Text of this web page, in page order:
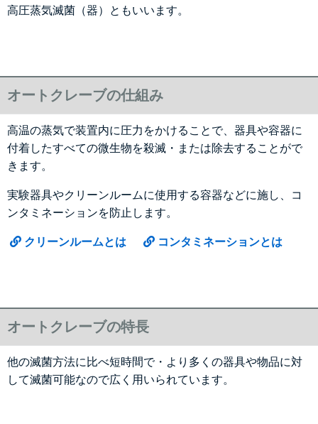
高圧蒸気滅菌（器）ともいいます。
オートクレーブの仕組み
高温の蒸気で装置内に圧力をかけることで、器具や容器に
付着したすべての微生物を殺滅・または除去することがで
きます。
実験器具やクリーンルームに使用する容器などに施し、コ
ンタミネーションを防止します。
クリーンルームとは コンタミネーションとは
オートクレーブの特長
他の滅菌方法に比べ短時間で・より多くの器具や物品に対
して滅菌可能なので広く用いられています。